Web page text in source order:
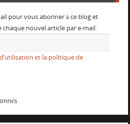
pour vous abonner à ce blog et
nouvel article par e-mail.
et la politique de